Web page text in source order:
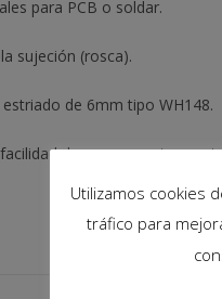
para PCB o soldar.
sujeción (rosca).
de 6mm tipo WH148.
de uso a nuestros
Utilizamos cookies
tráfico para